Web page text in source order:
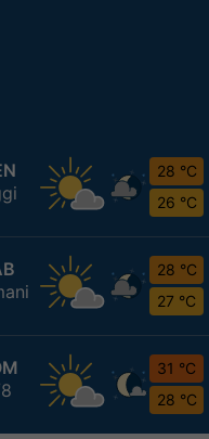
28 °C
26 °C
28 °C
27 °C
31 °C
28 °C